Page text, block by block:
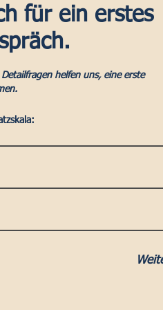
für ein erstes
helfen uns, eine erste